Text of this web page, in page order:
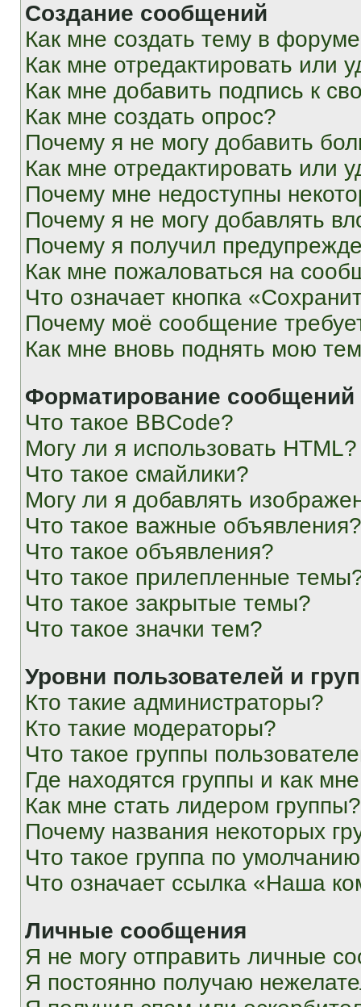
Создание сообщений
Как мне создать тему в
Как мне отредактировать или
Как мне добавить подпись к
Как мне создать опрос?
Почему я не могу добавить
Как мне отредактировать или
Почему мне недоступны
Почему я не могу добавлять
Почему я получил
Как мне пожаловаться на
Что означает кнопка
Почему моё сообщение
Как мне вновь поднять мою
Форматирование
Что такое BBCode?
Могу ли я использовать HTML?
Что такое смайлики?
Могу ли я добавлять
Что такое важные объявления?
Что такое объявления?
Что такое прилепленные
Что такое закрытые темы?
Что такое значки тем?
Уровни пользователей и
Кто такие администраторы?
Кто такие модераторы?
Что такое группы
Где находятся группы и как
Как мне стать лидером группы?
Почему названия некоторых
Что такое группа по
Что означает ссылка «Наша
Личные сообщения
Я не могу отправить личные
Я постоянно получаю